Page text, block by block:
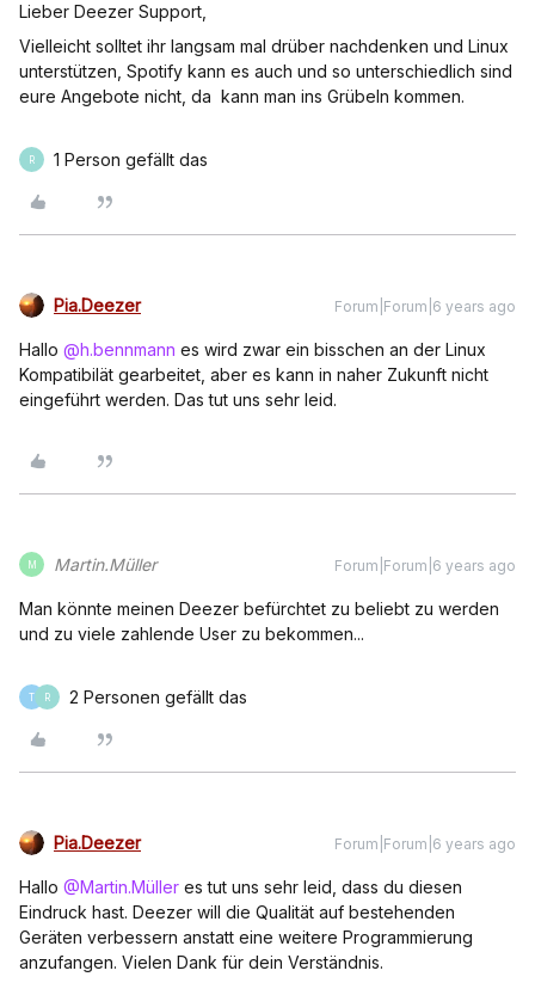
Lieber Deezer Support,
Vielleicht solltet ihr langsam mal drüber nachdenken und Linux
unterstützen, Spotify kann es auch und so unterschiedlich sind
eure Angebote nicht, da kann man ins Grübeln kommen.
R 1 Person gefällt das
Pia.Deezer Forum|Forum|6 years ago
Hallo @h.bennmann es wird zwar ein bisschen an der Linux
Kompatibilät gearbeitet, aber es kann in naher Zukunft nicht
eingeführt werden. Das tut uns sehr leid.
M Martin.Müller Forum|Forum|6 years ago
Man könnte meinen Deezer befürchtet zu beliebt zu werden
und zu viele zahlende User zu bekommen...
T R 2 Personen gefällt das
Pia.Deezer Forum|Forum|6 years ago
Hallo @Martin.Müller es tut uns sehr leid, dass du diesen
Eindruck hast. Deezer will die Qualität auf bestehenden
Geräten verbessern anstatt eine weitere Programmierung
anzufangen. Vielen Dank für dein Verständnis.